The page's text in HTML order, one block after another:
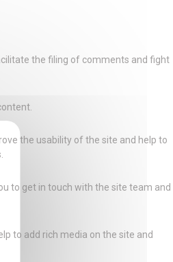
the filing of comments and fight
the usability of the site and help to
to get in touch with the site team and
to add rich media on the site and